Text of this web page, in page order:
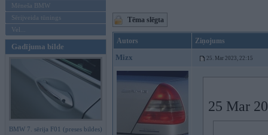
Mēneša BMW
Sērijveida tūnings
Vel...
Gadījuma bilde
BMW 7. sērija F01 (preses bildes)
Tēma slēgta
Autors Ziņojums
Mizx 25. Mar 2023, 22:15
25 Mar